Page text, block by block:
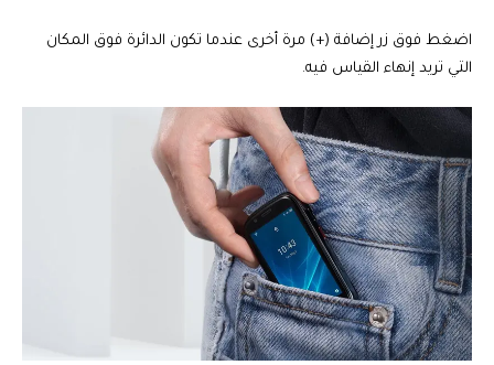
اضغط فوق زر إضافة (+) مرة أخرى عندما تكون الدائرة فوق المكان
التي تريد إنهاء القياس فيه.